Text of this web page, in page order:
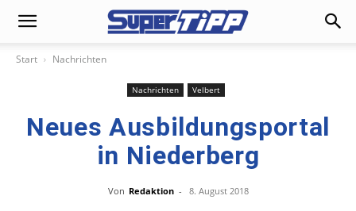
Start Nachrichten
Nachrichten Velbert
Neues Ausbildungsportal
in Niederberg
Von Redaktion - 8. August 2018